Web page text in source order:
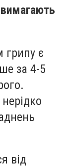
грипу є
за 4-5
від